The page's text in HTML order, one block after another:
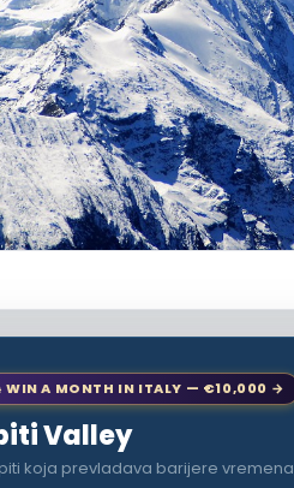
WIN A MONTH IN ITALY — €10,000 →
Valley
koja prevladava barijere vremena